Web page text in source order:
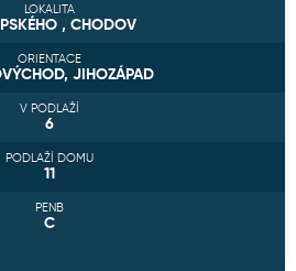
LOKALITA
, CHODOV
ORIENTACE
JIHOZÁPAD
V PODLAŽÍ
6
PODLAŽÍ DOMU
11
PENB
C